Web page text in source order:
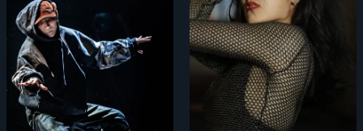
主催者 : NARITA RYO / おおさわよしの
お問い合わせ先 : event.crossboader@gmail.com